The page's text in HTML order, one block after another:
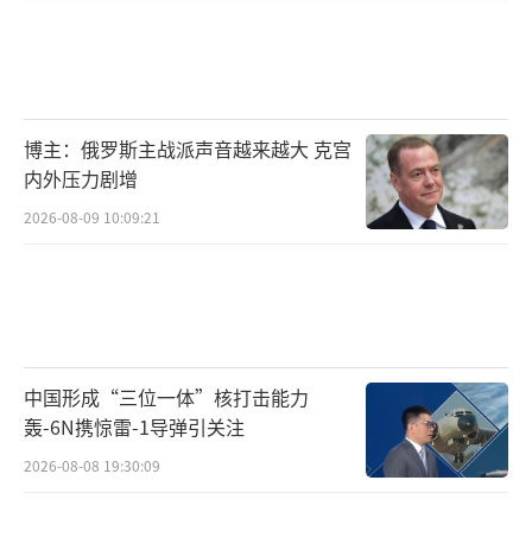
博主：俄罗斯主战派声音越来越大 克宫
内外压力剧增
2026-08-09 10:09:21
中国形成“三位一体”核打击能力
轰-6N携惊雷-1导弹引关注
2026-08-08 19:30:09